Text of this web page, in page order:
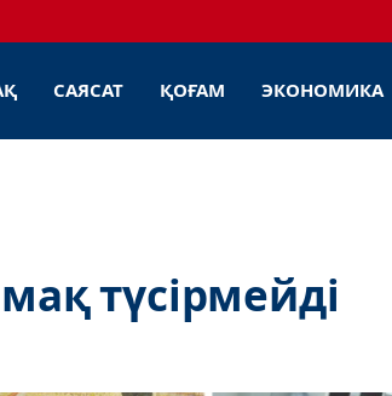
САЯСАТ ҚОҒАМ ЭКОНОМИКА
түсірмейді